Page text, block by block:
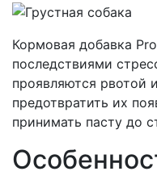
Кормовая добавка
последствиями
проявляются рвотой
предотвратить их
принимать пасту до